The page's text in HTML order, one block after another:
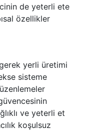
de yeterli ete
özellikler
yerli üretimi
sisteme
ve yeterli et
koşulsuz